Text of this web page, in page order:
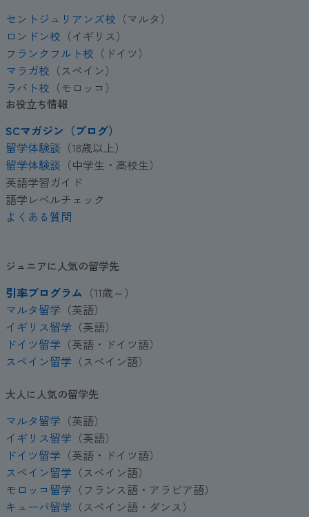
セントジュリアンズ校 （マルタ）
ロンドン校 （イギリス）
フランクフルト校 （ドイツ）
マラガ校 （スペイン）
ラバト校 （モロッコ）
お役立ち情報
SCマガジン（ブログ）
留学体験談 （18歳以上）
留学体験談 （中学生・高校生）
英語学習ガイド
語学レベルチェック
よくある質問
ジュニアに人気の留学先
引率プログラム （11歳～）
マルタ留学 （英語）
イギリス留学 （英語）
ドイツ留学 （英語・ドイツ語）
スペイン留学 （スペイン語）
大人に人気の留学先
マルタ留学 （英語）
イギリス留学 （英語）
ドイツ留学 （英語・ドイツ語）
スペイン留学 （スペイン語）
モロッコ留学 （フランス語・アラビア語）
キューバ留学 （スペイン語・ダンス）